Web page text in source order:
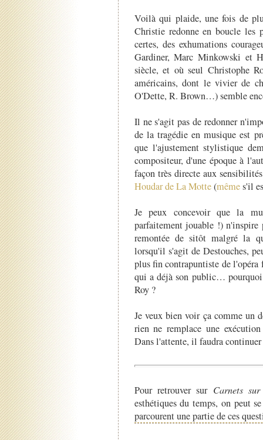
Voilà qui plaide, une fois de
Christie redonne en boucle les
certes, des exhumations
Gardiner, Marc Minkowski et
siècle, et où seul Christophe
américains, dont le vivier de
O'Dette, R. Brown…) semble
Il ne s'agit pas de redonner
de la tragédie en musique est
que l'ajustement stylistique
compositeur, d'une époque à
façon très directe aux
Houdar de La Motte(mêmes'il
Je peux concevoir que la
parfaitement jouable !) n'inspire
remontée de sitôt malgré la
lorsqu'il s'agit de Destouches,
plus fin contrapuntiste de
qui a déjà son public… pourquoi
Roy ?
Je veux bien voir ça comme un
rien ne remplace une
Dans l'attente, il faudra
Pour retrouver surCarnets sur
esthétiques du temps, on peut
parcourent une partie de ces